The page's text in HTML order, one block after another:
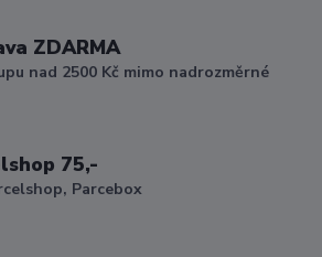
ZDARMA
nad 2500 Kč mimo nadrozměrné
75,-
Parcebox